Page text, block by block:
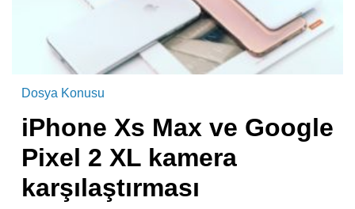
Dosya Konusu
iPhone Xs Max ve Google
Pixel 2 XL kamera
karşılaştırması